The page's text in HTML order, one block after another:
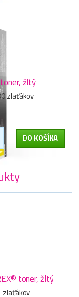
žltý
zlaťákov
DO KOŠÍKA
toner, žltý
zlaťákov